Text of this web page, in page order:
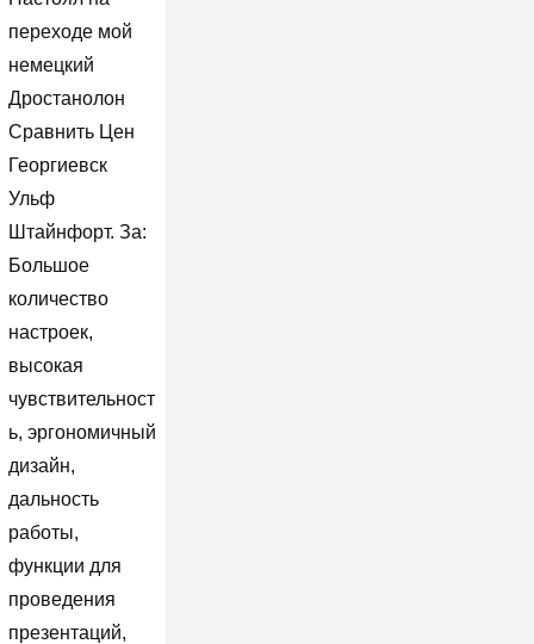
переходе мой
немецкий
Дростанолон
Сравнить Цен
Георгиевск
Ульф
Штайнфорт. За:
Большое
количество
настроек,
высокая
чувствительност
ь, эргономичный
дизайн,
дальность
работы,
функции для
проведения
презентаций,